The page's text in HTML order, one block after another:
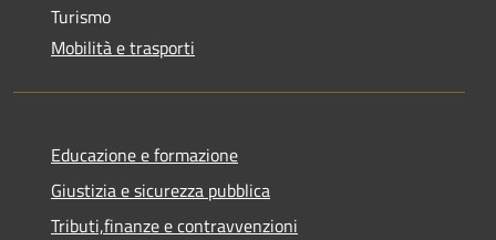
Turismo
Mobilità e trasporti
Educazione e formazione
Giustizia e sicurezza pubblica
Tributi,finanze e contravvenzioni